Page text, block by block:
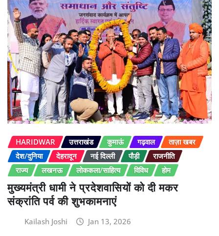
HARIDWAR उत्तराखंड कुमाऊं गढ़वाल
ताज़ा खबर
देश/दुनिया
देहरादून नई दिल्ली पौड़ी
राजनीति
राज्य
लखनऊ लोककला/साहित्य विविध होम
मुख्यमंत्री धामी ने प्रदेशवासियों को दी मकर
संक्रांति पर्व की शुभकामनाएं
Kailash Joshi Jan 13, 2026